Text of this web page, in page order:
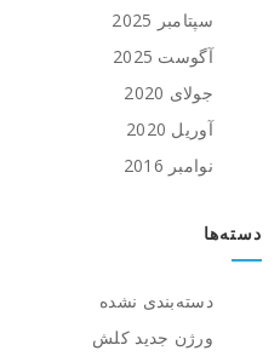
سپتامبر 2025
آگوست 2025
جولای 2020
آوریل 2020
نوامبر 2016
دسته‌ها
دسته‌بندی نشده
ورژن جدید کلش